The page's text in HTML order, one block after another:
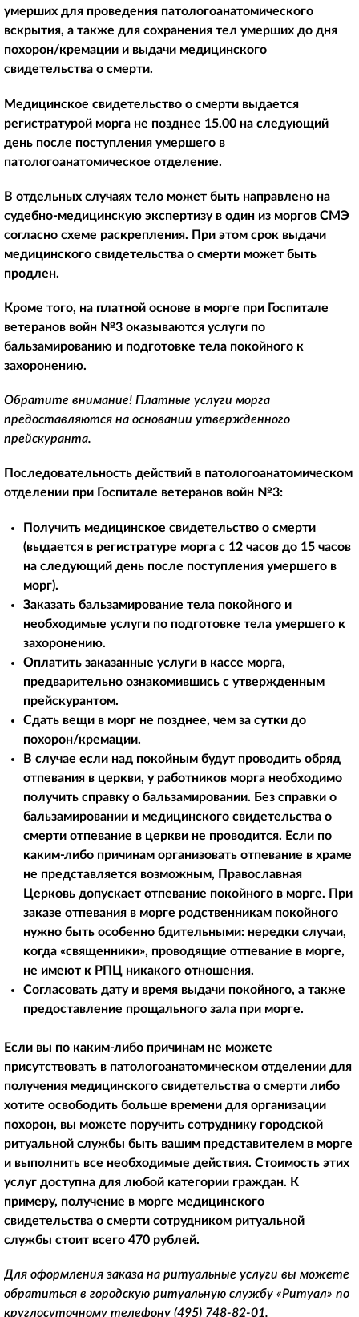
умерших для проведения патологоанатомического
вскрытия, а также для сохранения тел умерших до дня
похорон/кремации и выдачи медицинского
свидетельства о смерти.
Медицинское свидетельство о смерти выдается
регистратурой морга не позднее 15.00 на следующий
день после поступления умершего в
патологоанатомическое отделение.
В отдельных случаях тело может быть направлено на
судебно-медицинскую экспертизу в один из моргов СМЭ
согласно схеме раскрепления. При этом срок выдачи
медицинского свидетельства о смерти может быть
продлен.
Кроме того, на платной основе в морге при Госпитале
ветеранов войн №3 оказываются услуги по
бальзамированию и подготовке тела покойного к
захоронению.
Обратите внимание! Платные услуги морга
предоставляются на основании утвержденного
прейскуранта.
Последовательность действий в патологоанатомическом
отделении при Госпитале ветеранов войн №3:
Получить медицинское свидетельство о смерти
(выдается в регистратуре морга с 12 часов до 15 часов
на следующий день после поступления умершего в
морг).
Заказать бальзамирование тела покойного и
необходимые услуги по подготовке тела умершего к
захоронению.
Оплатить заказанные услуги в кассе морга,
предварительно ознакомившись с утвержденным
прейскурантом.
Сдать вещи в морг не позднее, чем за сутки до
похорон/кремации.
В случае если над покойным будут проводить обряд
отпевания в церкви, у работников морга необходимо
получить справку о бальзамировании. Без справки о
бальзамировании и медицинского свидетельства о
смерти отпевание в церкви не проводится. Если по
каким-либо причинам организовать отпевание в храме
не представляется возможным, Православная
Церковь допускает отпевание покойного в морге. При
заказе отпевания в морге родственникам покойного
нужно быть особенно бдительными: нередки случаи,
когда «священники», проводящие отпевание в морге,
не имеют к РПЦ никакого отношения.
Согласовать дату и время выдачи покойного, а также
предоставление прощального зала при морге.
Если вы по каким-либо причинам не можете
присутствовать в патологоанатомическом отделении для
получения медицинского свидетельства о смерти либо
хотите освободить больше времени для организации
похорон, вы можете поручить сотруднику городской
ритуальной службы быть вашим представителем в морге
и выполнить все необходимые действия. Стоимость этих
услуг доступна для любой категории граждан. К
примеру, получение в морге медицинского
свидетельства о смерти сотрудником ритуальной
службы стоит всего 470 рублей.
Для оформления заказа на ритуальные услуги вы можете
обратиться в городскую ритуальную службу «Ритуал» по
круглосуточному телефону (495) 748-82-01.